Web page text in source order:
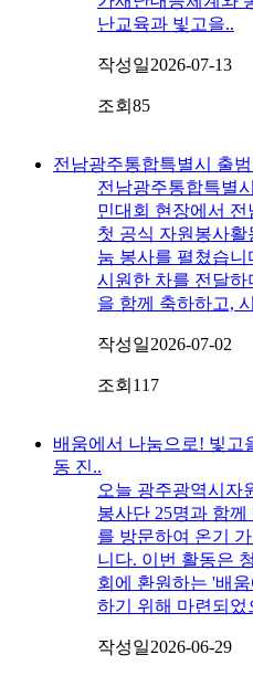
난교육과 빛고을..
작성일2026-07-13
조회 85
전남광주통합특별시 출
전남광주통합특별
민대회 현장에서
첫 공식 자원봉사
눔 봉사를 펼쳤습니
시원한 차를 전달
을 함께 축하하고,
작성일2026-07-02
조회 117
배움에서 나눔으로! 빛고
동 진..
오늘 광주광역시자
봉사단 25명과 함
를 방문하여 온기
니다. 이번 활동은
회에 환원하는 '배
하기 위해 마련되었
작성일2026-06-29